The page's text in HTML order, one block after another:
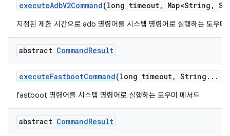
executeAdbV2Command(long timeout, Map<String ,
지정된 제한 시간으로 adb 명령어를 시스템 명령어로 실행하는 도우미
abstract CommandResult
executeFastbootCommand(long timeout, String . . .
fastboot 명령어를 시스템 명령어로 실행하는 도우미 메서드
abstract CommandResult